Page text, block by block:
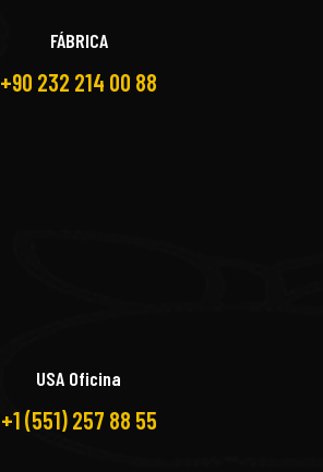
FÁBRICA
+90 232 214 00 88
USA Oficina
+1 (551) 257 88 55